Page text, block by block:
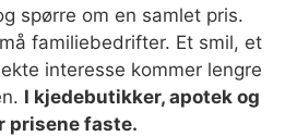
spørre om en samlet pris.
familiebedrifter. Et smil, et
interesse kommer lengre
I kjedebutikker, apotek og
prisene faste.